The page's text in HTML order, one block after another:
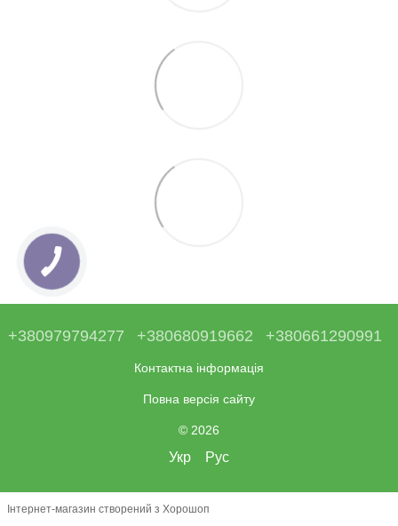
+380979794277 +380680919662 +380661290991
Контактна інформація
Повна версія сайту
© 2026
Укр Рус
Інтернет-магазин створений з Хорошоп